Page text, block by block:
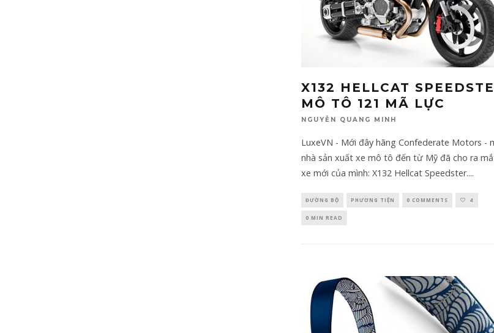
X132 HELLCAT
MÔ TÔ 121 MÃ LỰC
NGUYỄN QUANG MINH
LuxeVN - Mới đây hãng Confederate Motors -
nhà sản xuất xe mô tô đến từ Mỹ đã cho ra
xe mới của mình: X132 Hellcat Speedster....
ĐƯỜNG BỘ PHƯƠNG TIỆN 0 COMMENTS 4
0 MIN READ